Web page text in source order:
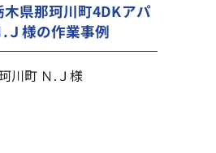
県那珂川町4DKアパ
Ｊ様の作業事例
川町 Ｎ.Ｊ様